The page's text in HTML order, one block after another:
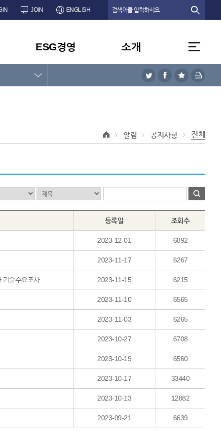
JOIN ENGLISH
ESG경영 소개
알림 공지사항 전체
등록일 조회수
2023-12-01 6892
2023-11-17 6267
술 개발사업의 기획을 위한 기술수요조사 2023-11-15 6215
2023-11-10 6565
2023-11-03 6265
2023-10-27 6708
2023-10-19 6560
2023-10-17 33440
2023-10-13 12882
2023-09-21 6639